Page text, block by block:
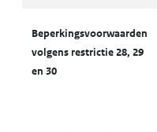
Beperkingsvoorwaarden
volgens restrictie 28, 29
en 30